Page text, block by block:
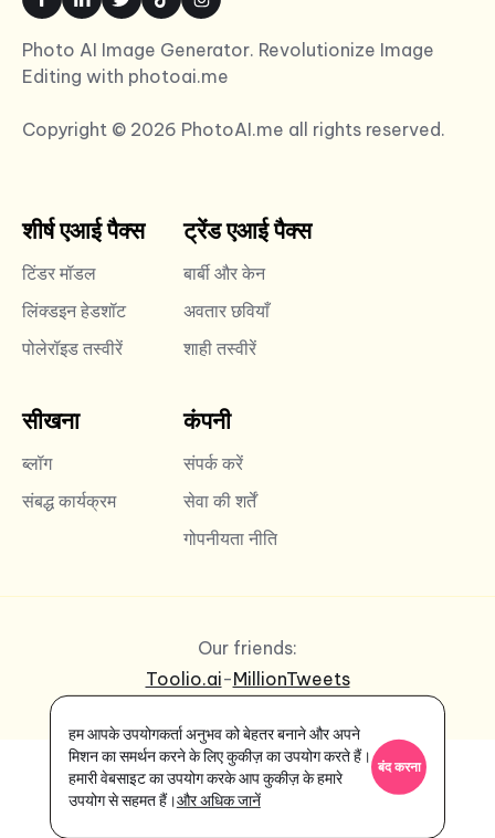
Photo AI Image Generator. Revolutionize Image
Editing with photoai.me
Copyright © 2026 PhotoAI.me all rights reserved.
शीर्ष एआई पैक्स
टिंडर मॉडल
लिंक्डइन हेडशॉट
पोलेरॉइड तस्वीरें
ट्रेंड एआई पैक्स
बार्बी और केन
अवतार छवियाँ
शाही तस्वीरें
सीखना
ब्लॉग
संबद्ध कार्यक्रम
कंपनी
संपर्क करें
सेवा की शर्तें
गोपनीयता नीति
Our friends:
Toolio.ai-MillionTweets
हम आपके उपयोगकर्ता अनुभव को बेहतर बनाने और अपने
मिशन का समर्थन करने के लिए कुकीज़ का उपयोग करते हैं।
हमारी वेबसाइट का उपयोग करके आप कुकीज़ के हमारे
उपयोग से सहमत हैं।और अधिक जानें
बंद करना